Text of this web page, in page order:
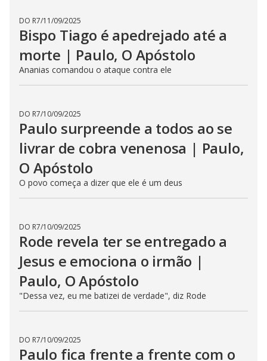
DO R7/11/09/2025
Bispo Tiago é apedrejado até a
morte | Paulo, O Apóstolo
Ananias comandou o ataque contra ele
DO R7/10/09/2025
Paulo surpreende a todos ao se
livrar de cobra venenosa | Paulo,
O Apóstolo
O povo começa a dizer que ele é um deus
DO R7/10/09/2025
Rode revela ter se entregado a
Jesus e emociona o irmão |
Paulo, O Apóstolo
"Dessa vez, eu me batizei de verdade", diz Rode
DO R7/10/09/2025
Paulo fica frente a frente com o